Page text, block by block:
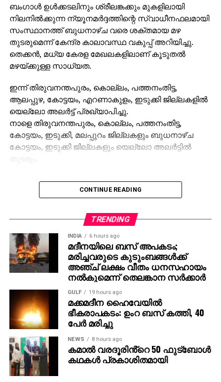
ബംഗാള്‍ ഉള്‍ക്കടലിനും ശ്രീലങ്കക്കും മുകളിലായി
നിലനില്‍ക്കുന്ന ന്യൂനമര്‍ദ്ദത്തിന്റെ സ്വാധീനഫലമായി
സംസ്ഥാനത്ത് ബുധനാഴ്ച വരെ ശക്തമായ മഴ
തുടരുമെന്ന് കേന്ദ്ര കാലാവസ്ഥ വകുപ്പ് അറിയിച്ചു.
തെക്കന്‍, മധ്യ കേരള മേഖലകളിലാണ് കൂടുതല്‍
മഴയ്ക്കുള്ള സാധ്യത.
ഇന്ന് തിരുവനന്തപുരം, കൊല്ലം, പത്തനംതിട്ട,
ആലപ്പുഴ, കോട്ടയം, എറണാകുളം, ഇടുക്കി ജില്ലകളില്‍
യെല്ലോ അലര്‍ട്ട് പ്രഖ്യാപിച്ചു.
നാളെ തിരുവനന്തപുരം, കൊല്ലം, പത്തനംതിട്ട,
കോട്ടയം, ഇടുക്കി, മലപ്പുറം ജില്ലകളും ബുധനാഴ്ച
കോട്ടയം, ഇടുക്കി ജില്ലകളും യെല്ലോ അലര്‍ട്ടില്‍
ശബരിമല മകരവിളക്ക് തീര്‍ത്ഥാടനം പുരോഗമിക്കുന്ന
സാഹചര്യത്തില്‍ സന്നിധാനം, പമ്പ, നിലക്കല്‍
മഴയ്ക്കുള്ള സാധ്യതയെ കുറിച്ച് കാലാവസ്ഥ വകുപ്പ്
പ്രത്യേക മുന്നറിയിപ്പ് നല്‍കിയിട്ടുണ്ട്.
തീര്‍ത്ഥാടകര്‍ മുന്‍കരുതലുകള്‍ സ്വീകരിക്കണമെന്ന്
അധികൃതര്‍ അറിയിച്ചു.
CONTINUE READING
TRENDING
INDIA 6 hours ago
മദീനയിലെ ബസ് അപകടം;
മരിച്ചവരുടെ കുടുംബങ്ങള്‍ക്ക്
അഞ്ച് ലക്ഷം വീതം ധനസഹായം
നല്‍കുമെന്ന് തെലങ്കാന സര്‍ക്കാര്‍
GULF 19 hours ago
മക്കമദീന ഹൈവേയില്‍
ഭീകരാപകടം: ഉംറ ബസ് കത്തി, 40
പേര്‍ മരിച്ചു
NEWS 8 hours ago
കമാൽ വരദൂരിൻ്റെ 50 ഫുട്ബോൾ
കഥകൾ പ്രകാശിതമായി